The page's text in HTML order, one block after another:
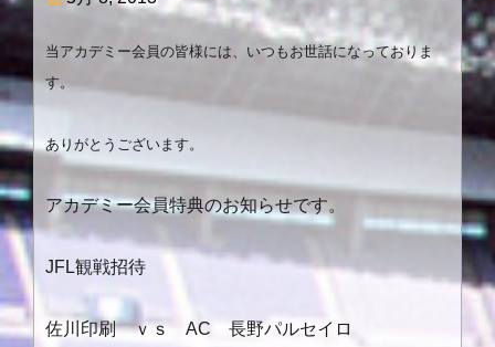
当アカデミー会員の皆様には、いつもお世話になっておりま
す。
ありがとうございます。
アカデミー会員特典のお知らせです。
JFL観戦招待
佐川印刷 ｖｓ AC 長野パルセイロ